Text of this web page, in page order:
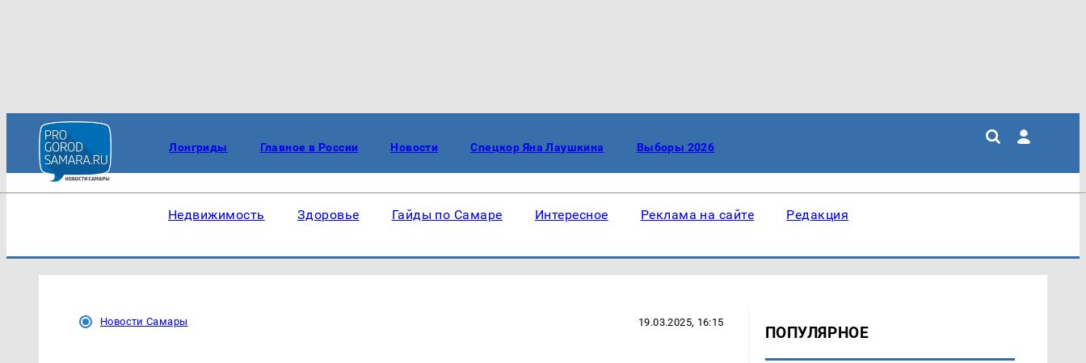
Лонгриды Главное в России Новости Спецкор Яна Лаушкина Выборы 2026
Недвижимость Здоровье Гайды по Самаре Интересное Реклама на сайте Редакция
Новости Самары 19.03.2025, 16:15
ПОПУЛЯРНОЕ